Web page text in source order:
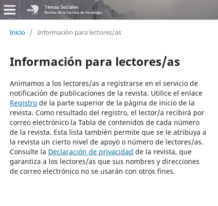
Inicio / Información para lectores/as
Información para lectores/as
Animamos a los lectores/as a registrarse en el servicio de
notificación de publicaciones de la revista. Utilice el enlace
Registrode la parte superior de la página de inicio de la
revista. Como resultado del registro, el lector/a recibirá por
correo electrónico la Tabla de contenidos de cada número
de la revista. Esta lista también permite que se le atribuya a
la revista un cierto nivel de apoyo o número de lectores/as.
Consulte la Declaración de privacidad de la revista, que
garantiza a los lectores/as que sus nombres y direcciones
de correo electrónico no se usarán con otros fines.